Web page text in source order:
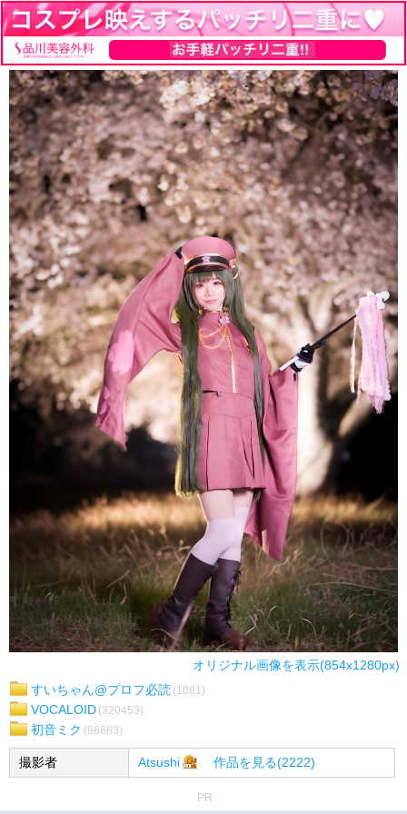
オリジナル画像を表示(854x1280px)
すいちゃん@プロフ必読 (1081)
VOCALOID (320453)
初音ミク (86683)
撮影者 Atsushi 作品を見る(2222)
PR